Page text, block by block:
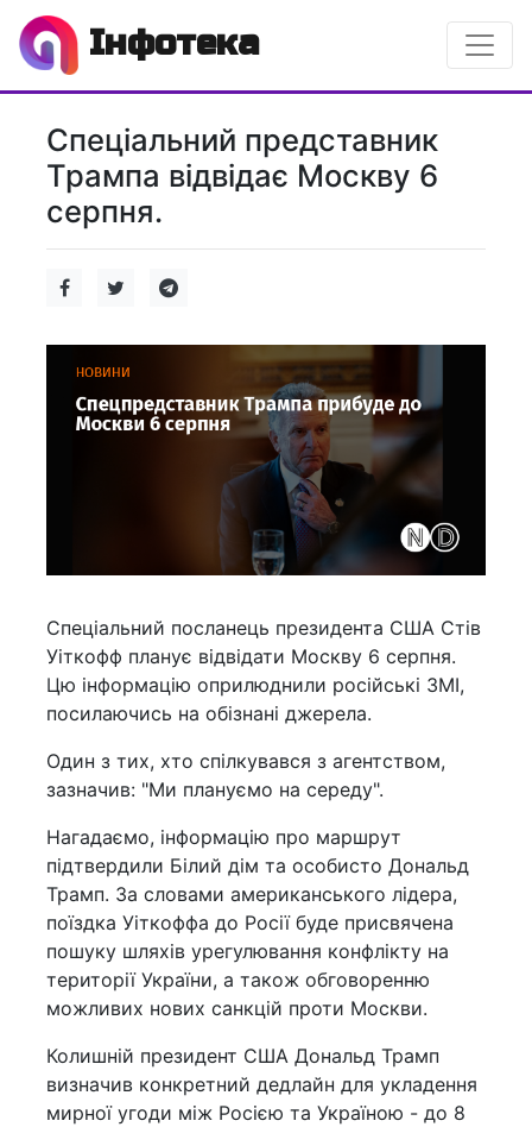
Інфотека
Спеціальний представник
Трампа відвідає Москву 6
серпня.
Спеціальний посланець президента США Стів
Уіткофф планує відвідати Москву 6 серпня.
Цю інформацію оприлюднили російські ЗМІ,
посилаючись на обізнані джерела.
Один з тих, хто спілкувався з агентством,
зазначив: "Ми плануємо на середу".
Нагадаємо, інформацію про маршрут
підтвердили Білий дім та особисто Дональд
Трамп. За словами американського лідера,
поїздка Уіткоффа до Росії буде присвячена
пошуку шляхів урегулювання конфлікту на
території України, а також обговоренню
можливих нових санкцій проти Москви.
Колишній президент США Дональд Трамп
визначив конкретний дедлайн для укладення
мирної угоди між Росією та Україною - до 8